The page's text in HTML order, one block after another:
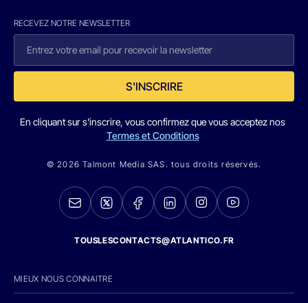
RECEVEZ NOTRE NEWSLETTER
S'INSCRIRE
En cliquant sur s'inscrire, vous confirmez que vous acceptez nos
Termes et Conditions
© 2026 Talmont Media SAS. tous droits réservés.
TOUSLESCONTACTS@ATLANTICO.FR
MIEUX NOUS CONNAITRE